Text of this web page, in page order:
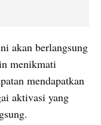
akan berlangsung
menikmati
mendapatkan
aktivasi yang